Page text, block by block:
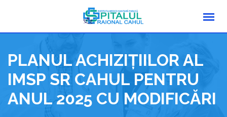
content
PLANUL ACHIZIŢIILOR AL
IMSP SR CAHUL PENTRU
ANUL 2025 CU MODIFICĂRI